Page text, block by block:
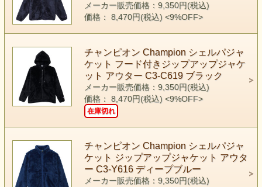
メーカー販売価格：9,350円(税込)
価格： 8,470円(税込) <9%OFF>
チャンピオン Champion シェルパジャ
ケット フード付きジップアップジャケ
ット アウター C3-C619 ブラック
メーカー販売価格：9,350円(税込)
価格： 8,470円(税込) <9%OFF>
在庫切れ
チャンピオン Champion シェルパジャ
ケット ジップアップジャケット アウタ
ー C3-Y616 ディープブルー
メーカー販売価格：9,350円(税込)